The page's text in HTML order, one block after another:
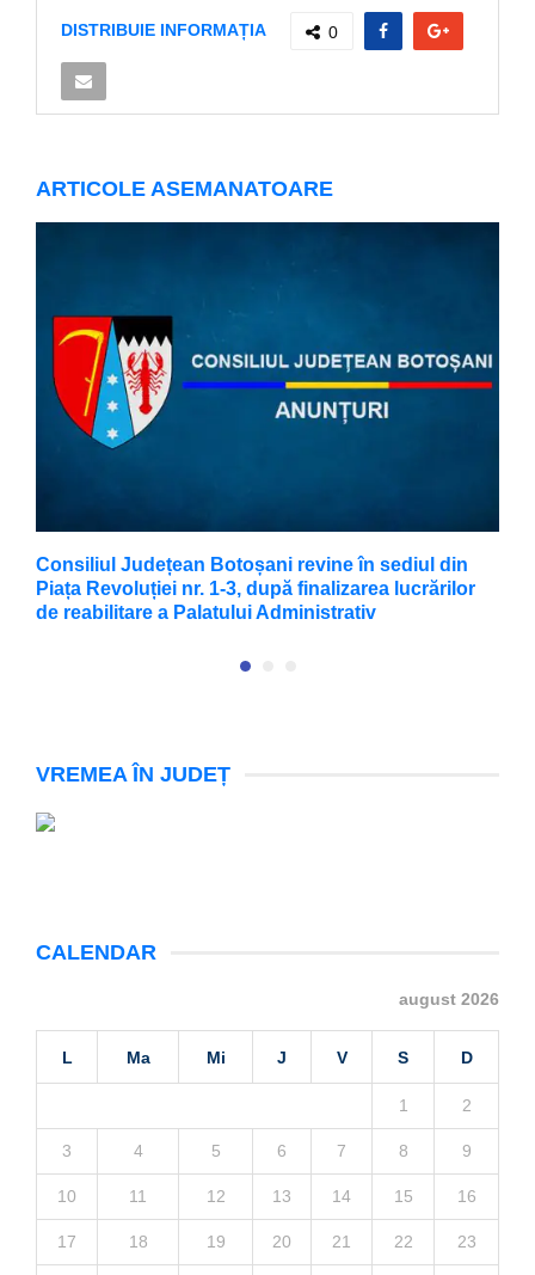
DISTRIBUIE INFORMAȚIA 0
ARTICOLE ASEMANATOARE
Consiliul Județean Botoșani revine în sediul din
Piața Revoluției nr. 1-3, după finalizarea lucrărilor
de reabilitare a Palatului Administrativ
VREMEA ÎN JUDEȚ
CALENDAR
august 2026
L Ma Mi J V S D
1 2
3 4 5 6 7 8 9
10 11 12 13 14 15 16
17 18 19 20 21 22 23